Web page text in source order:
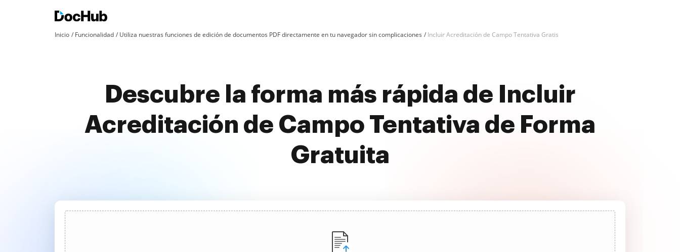
Inicio Funcionalidad Utiliza nuestras funciones de edición de documentos PDF directamente en tu navegador sin complicaciones Incluir Acreditación de Campo Tentativa Gratis
Descubre la forma más rápida de Incluir
Acreditación de Campo Tentativa de Forma
Gratuita